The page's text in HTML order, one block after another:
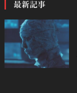
最新記事